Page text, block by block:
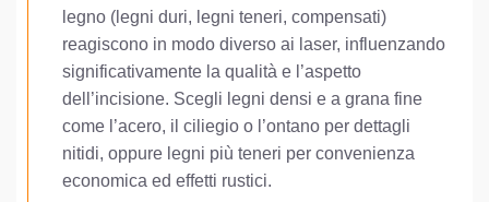
legno (legni duri, legni teneri, compensati)
reagiscono in modo diverso ai laser, influenzando
significativamente la qualità e l’aspetto
dell’incisione. Scegli legni densi e a grana fine
come l’acero, il ciliegio o l’ontano per dettagli
nitidi, oppure legni più teneri per convenienza
economica ed effetti rustici.